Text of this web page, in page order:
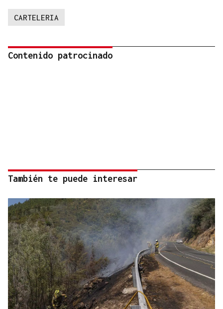
CARTELERIA
Contenido patrocinado
También te puede interesar